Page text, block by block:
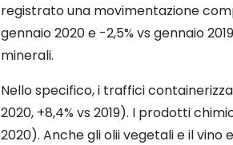
registrato una movimentazione
gennaio 2020 e -2,5% vs gennaio
minerali.
Nello specifico, i traffici
2020, +8,4% vs 2019). I prodotti
2020). Anche gli olii vegetali e il